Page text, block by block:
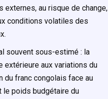
externes, au risque de change,
conditions volatiles des
souvent sous-estimé : la
aux variations du
du franc congolais face au
le poids budgétaire du